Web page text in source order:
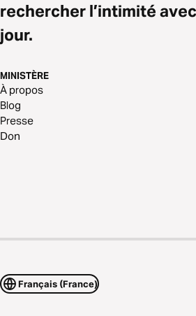
rechercher l’intimité
jour.
MINISTÈRE
À propos
Blog
Presse
Don
Français (France)